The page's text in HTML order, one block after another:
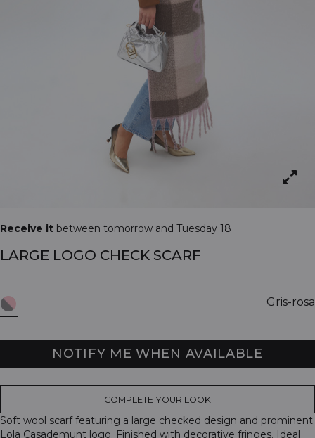
Receive it between tomorrow and Tuesday 18
LARGE LOGO CHECK SCARF
Gris-rosa
NOTIFY ME WHEN AVAILABLE
COMPLETE YOUR LOOK
Soft wool scarf featuring a large checked design and prominent
Lola Casademunt logo. Finished with decorative fringes. Ideal